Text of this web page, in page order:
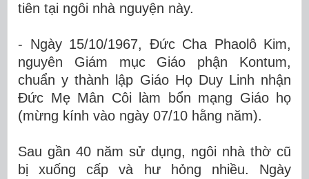
tiên tại ngôi nhà nguyện này.
- Ngày 15/10/1967, Đức Cha Phaolô Kim,
nguyên Giám mục Giáo phận Kontum,
chuẩn y thành lập Giáo Họ Duy Linh nhận
Đức Mẹ Mân Côi làm bổn mạng Giáo họ
(mừng kính vào ngày 07/10 hằng năm).
Sau gần 40 năm sử dụng, ngôi nhà thờ cũ
bị xuống cấp và hư hỏng nhiều. Ngày